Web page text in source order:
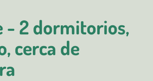
- 2 dormitorios,
cerca de